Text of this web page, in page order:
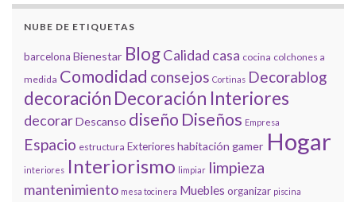
NUBE DE ETIQUETAS
barcelona Bienestar BlogCalidad casa cocina colchones a
medida Comodidad consejos Cortinas Decorablog
decoración Decoración Interiores
decorarDescanso diseño Diseños Empresa
Espacio estructura Exterioreshabitación gamer Hogar
interiores Interiorismo limpiar limpieza
mantenimiento mesa tocinera Muebles organizar piscina